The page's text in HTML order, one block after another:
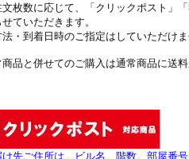
枚数に応じて、「クリックポスト」
せていただきます。
・到着日時のご指定はしていただけま
品と併せてのご購入は通常商品に送料
先ご住所は、ビル名、階数、部屋番